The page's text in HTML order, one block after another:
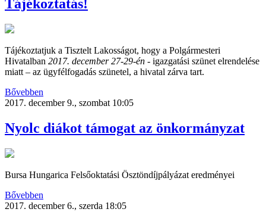
Tájékoztatás!
Tájékoztatjuk a Tisztelt Lakosságot, hogy a Polgármesteri
Hivatalban 2017. december 27-29-én - igazgatási szünet elrendelése
miatt – az ügyfélfogadás szünetel, a hivatal zárva tart.
Bővebben
2017. december 9., szombat 10:05
Nyolc diákot támogat az önkormányzat
Bursa Hungarica Felsőoktatási Ösztöndíjpályázat eredményei
Bővebben
2017. december 6., szerda 18:05